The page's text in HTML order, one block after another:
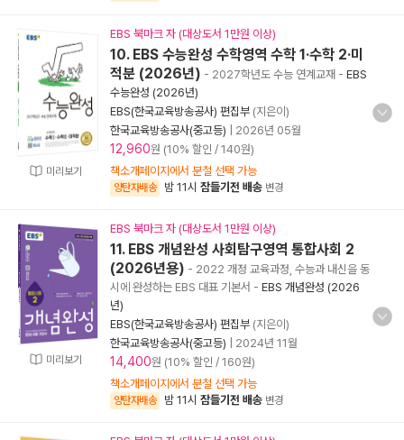
미리보기
EBS 북마크 자 (대상도서 1만원 이상)
10. EBS 수능완성 수학영역 수학 1·수학 2·미
적분 (2026년) - 2027학년도 수능 연계교재 - EBS
수능완성 (2026년)
EBS(한국교육방송공사) 편집부 (지은이)
한국교육방송공사(중고등)
2026년 05월
12,960원 (10% 할인 / 140원)
책소개페이지에서 분철 선택 가능
양탄자배송 밤 11시 잠들기전 배송 변경
미리보기
EBS 북마크 자 (대상도서 1만원 이상)
11. EBS 개념완성 사회탐구영역 통합사회 2
(2026년용) - 2022 개정 교육과정, 수능과 내신을 동
시에 완성하는 EBS 대표 기본서 - EBS 개념완성 (2026
년)
EBS(한국교육방송공사) 편집부 (지은이)
한국교육방송공사(중고등)
2024년 11월
14,400원 (10% 할인 / 160원)
책소개페이지에서 분철 선택 가능
양탄자배송 밤 11시 잠들기전 배송 변경